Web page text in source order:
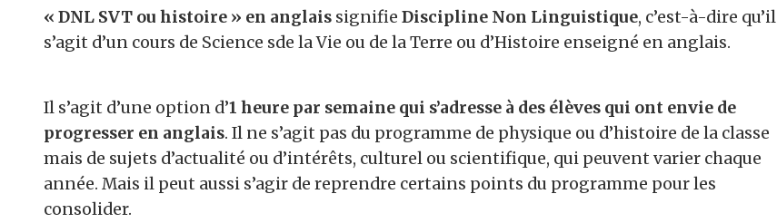
« DNL SVT ou histoire » en anglais signifie Discipline Non Linguistique, c’est-à-dire qu’il
s’agit d’un cours de Science sde la Vie ou de la Terre ou d’Histoire enseigné en anglais.
Il s’agit d’une option d’1 heure par semaine qui s’adresse à des élèves qui ont envie de
progresser en anglais. Il ne s’agit pas du programme de physique ou d’histoire de la classe
mais de sujets d’actualité ou d’intérêts, culturel ou scientifique, qui peuvent varier chaque
année. Mais il peut aussi s’agir de reprendre certains points du programme pour les
consolider.